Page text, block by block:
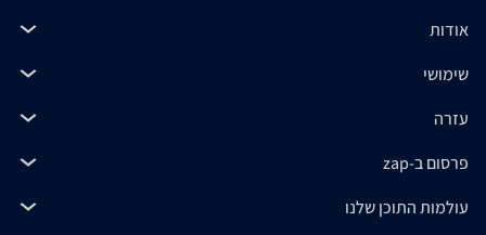
אודות
שימושי
עזרה
פרסום ב-zap
עולמות התוכן שלנו